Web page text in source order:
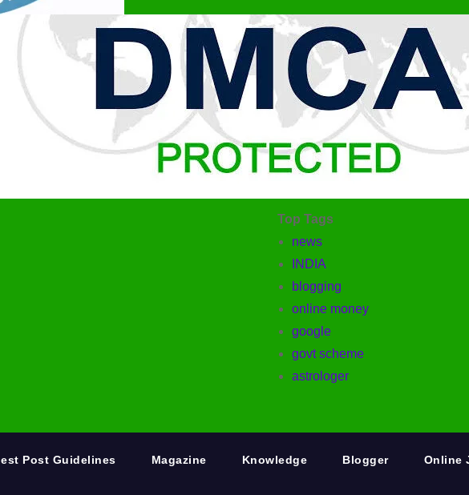
Top Tags
news
INDIA
blogging
online money
google
govt scheme
astrologer
Post Guidelines Magazine Knowledge Blogger Online